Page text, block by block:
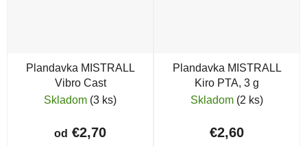
Plandavka MISTRALL
Vibro Cast
Skladom (3 ks)
od €2,70
Plandavka MISTRALL
Kiro PTA, 3 g
Skladom (2 ks)
€2,60